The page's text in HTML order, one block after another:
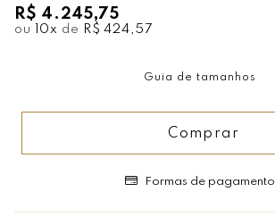
R$ 4.245,75
ou 10x de R$ 424,57
Guia de tamanhos
Comprar
Formas de pagamento